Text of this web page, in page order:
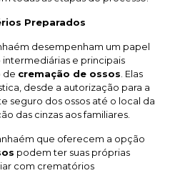
Preparados
desempenham um papel
e principais
de cremação de ossos . Elas
desde a autorização para a
seguro dos ossos até o local da
das cinzas aos familiares.
que oferecem a opção
podem ter suas próprias
com crematórios